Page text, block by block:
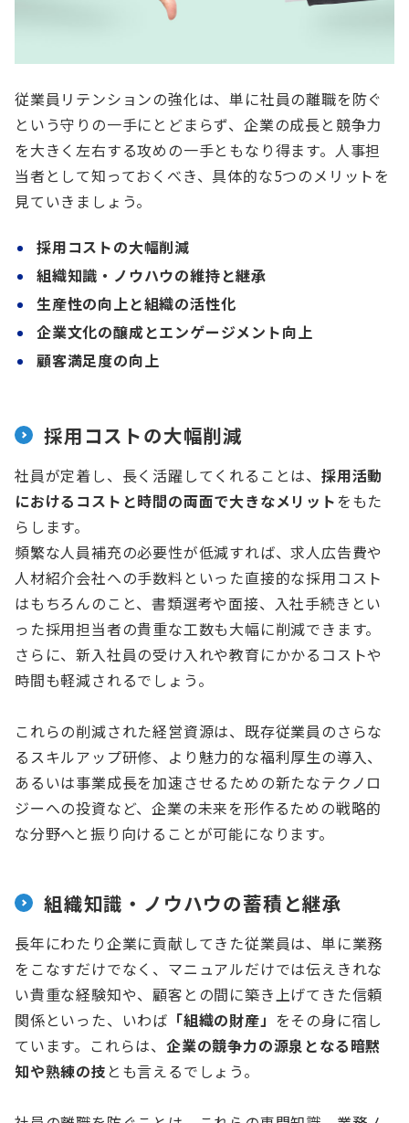
従業員リテンションの強化は、単に社員の離職を防ぐ
という守りの一手にとどまらず、企業の成長と競争力
を大きく左右する攻めの一手ともなり得ます。人事担
当者として知っておくべき、具体的な5つのメリットを
見ていきましょう。
採用コストの大幅削減
組織知識・ノウハウの維持と継承
生産性の向上と組織の活性化
企業文化の醸成とエンゲージメント向上
顧客満足度の向上
採用コストの大幅削減
社員が定着し、長く活躍してくれることは、 採用活動
におけるコストと時間の両面で大きなメリットをもた
らします。
頻繁な人員補充の必要性が低減すれば、求人広告費や
人材紹介会社への手数料といった直接的な採用コスト
はもちろんのこと、書類選考や面接、入社手続きとい
った採用担当者の貴重な工数も大幅に削減できます。
さらに、新入社員の受け入れや教育にかかるコストや
時間も軽減されるでしょう。
これらの削減された経営資源は、既存従業員のさらな
るスキルアップ研修、より魅力的な福利厚生の導入、
あるいは事業成長を加速させるための新たなテクノロ
ジーへの投資など、企業の未来を形作るための戦略的
な分野へと振り向けることが可能になります。
組織知識・ノウハウの蓄積と継承
長年にわたり企業に貢献してきた従業員は、単に業務
をこなすだけでなく、マニュアルだけでは伝えきれな
い貴重な経験知や、顧客との間に築き上げてきた信頼
関係といった、いわば 「組織の財産」 をその身に宿し
ています。これらは、企業の競争力の源泉となる暗黙
知や熟練の技 とも言えるでしょう。